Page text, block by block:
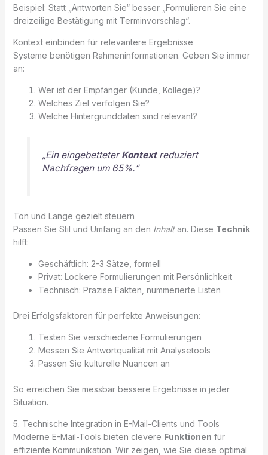
Beispiel: Statt „Antworten Sie“ besser „Formulieren Sie eine
dreizeilige Bestätigung mit Terminvorschlag“.
Kontext einbinden für relevantere Ergebnisse
Systeme benötigen Rahmeninformationen. Geben Sie immer
an:
Wer ist der Empfänger (Kunde, Kollege)?
Welches Ziel verfolgen Sie?
Welche Hintergrunddaten sind relevant?
„Ein eingebetteterKontextreduziert
Nachfragen um 65%.“
Ton und Länge gezielt steuern
Passen Sie Stil und Umfang an den Inhaltan. Diese Technik
hilft:
Geschäftlich: 2-3 Sätze, formell
Privat: Lockere Formulierungen mit Persönlichkeit
Technisch: Präzise Fakten, nummerierte Listen
Drei Erfolgsfaktoren für perfekte Anweisungen:
Testen Sie verschiedene Formulierungen
Messen Sie Antwortqualität mit Analysetools
Passen Sie kulturelle Nuancen an
So erreichen Sie messbar bessere Ergebnisse in jeder
Situation.
5. Technische Integration in E-Mail-Clients und Tools
Moderne E-Mail-Tools bieten clevere Funktionen für
effiziente Kommunikation. Wir zeigen, wie Sie diese optimal